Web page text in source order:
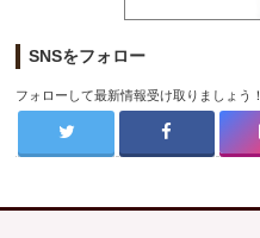
SNSをフォロー
フォローして最新情報受け取りましょう！